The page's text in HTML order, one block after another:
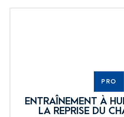
PRO
ENTRAÎNEMENT À
LA REPRISE DU